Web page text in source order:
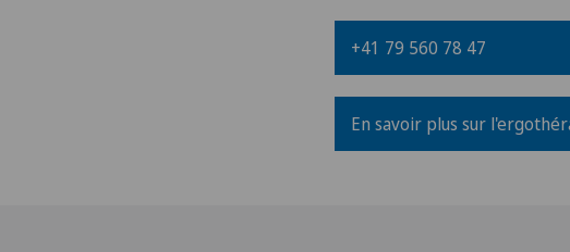
+41 79 560 78 47
En savoir plus sur